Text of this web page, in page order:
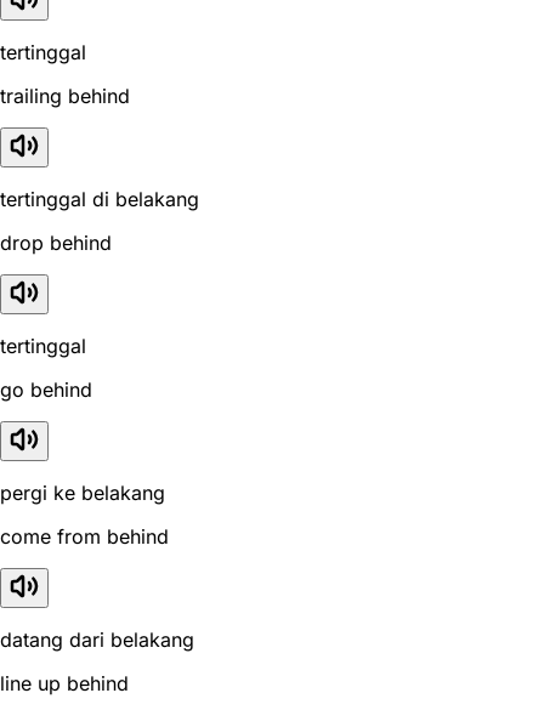
tertinggal
trailing behind
tertinggal di belakang
drop behind
tertinggal
go behind
pergi ke belakang
come from behind
datang dari belakang
line up behind